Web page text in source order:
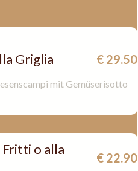
Griglia € 29.50
mit Gemüserisotto
o alla
€ 22.90